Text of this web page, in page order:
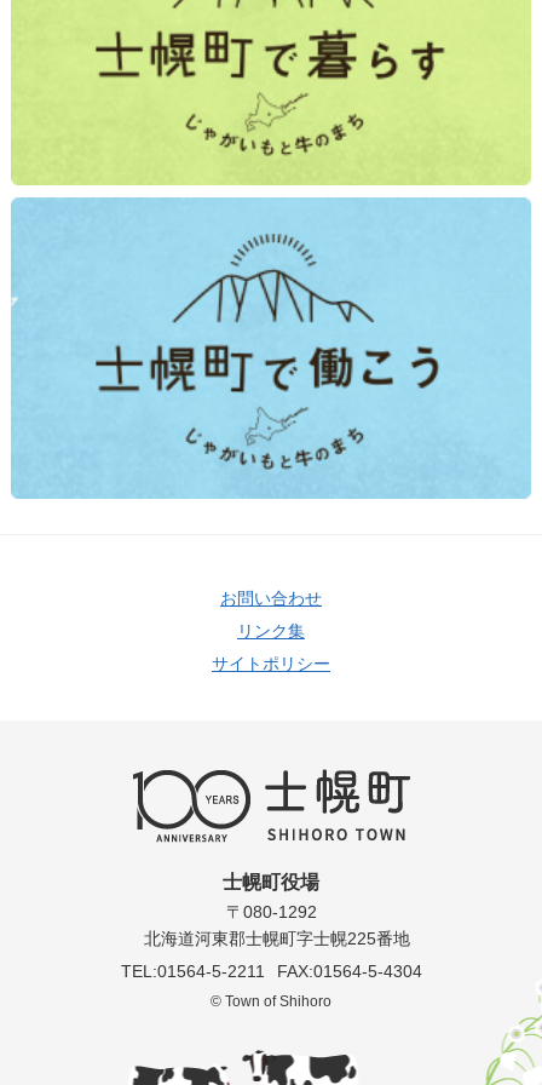
お問い合わせ
リンク集
サイトポリシー
士幌町役場
〒080-1292
北海道河東郡士幌町字士幌225番地
TEL:01564-5-2211
FAX:01564-5-4304
© Town of Shihoro